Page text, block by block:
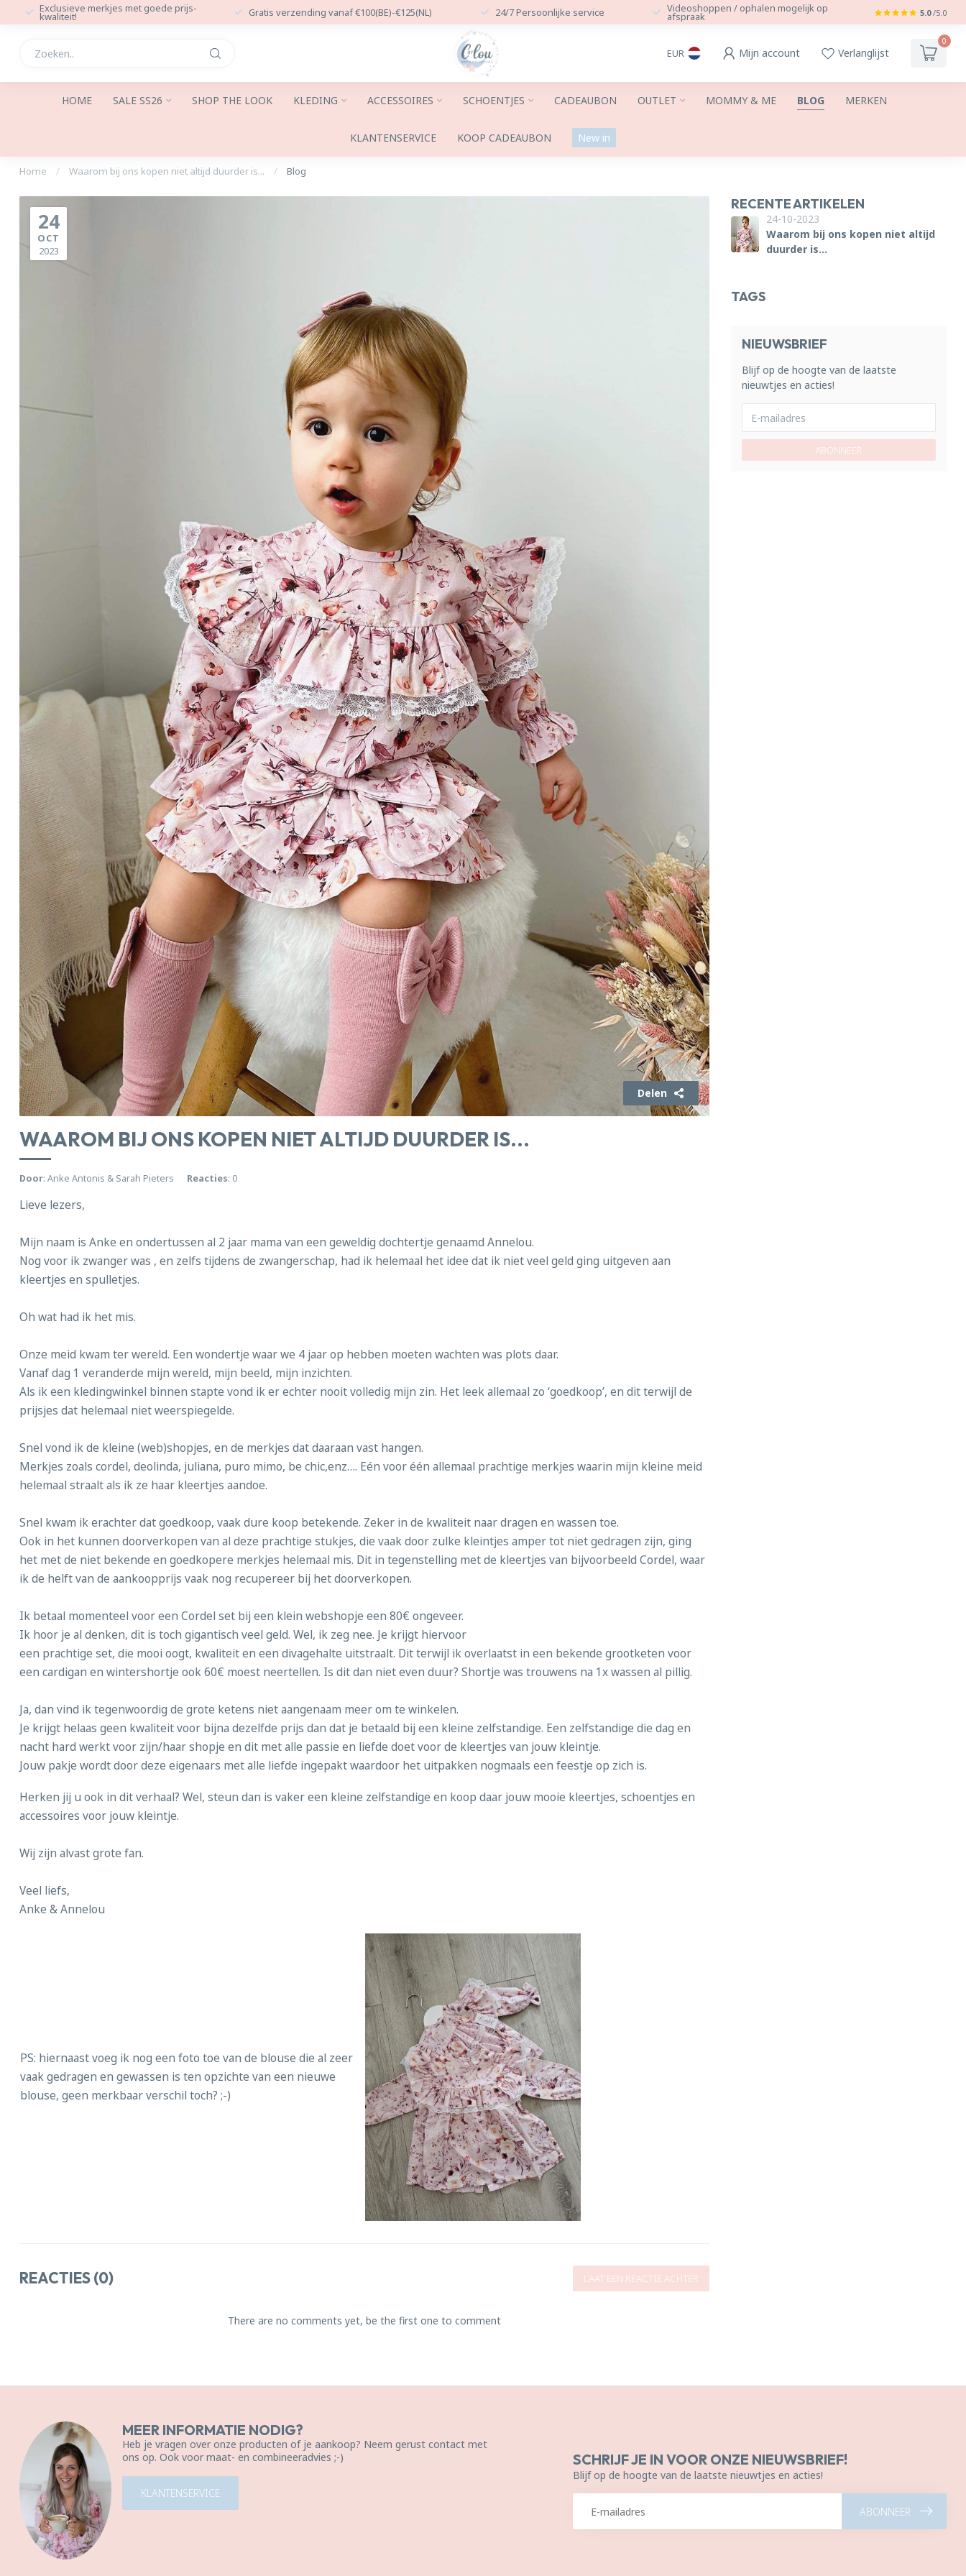
Exclusieve merkjes met goede prijs-
kwaliteit! Gratis verzending vanaf €100(BE)-€125(NL) 24/7 Persoonlijke service Videoshoppen / ophalen mogelijk op
afspraak 5.0 /5.0
EUR Mijn account Verlanglijst
0
HOME SALE SS26 SHOP THE LOOK KLEDING ACCESSOIRES SCHOENTJES CADEAUBON OUTLET MOMMY & ME BLOG MERKEN
KLANTENSERVICE KOOP CADEAUBON New in
Home / Waarom bij ons kopen niet altijd duurder is... / Blog
24
OCT
2023
Delen
WAAROM BIJ ONS KOPEN NIET ALTIJD DUURDER IS...
Door: Anke Antonis & Sarah Pieters Reacties: 0
Lieve lezers,
Mijn naam is Anke en ondertussen al 2 jaar mama van een geweldig dochtertje genaamd Annelou.
Nog voor ik zwanger was , en zelfs tijdens de zwangerschap, had ik helemaal het idee dat ik niet veel geld ging uitgeven aan
kleertjes en spulletjes.
Oh wat had ik het mis.
Onze meid kwam ter wereld. Een wondertje waar we 4 jaar op hebben moeten wachten was plots daar.
Vanaf dag 1 veranderde mijn wereld, mijn beeld, mijn inzichten.
Als ik een kledingwinkel binnen stapte vond ik er echter nooit volledig mijn zin. Het leek allemaal zo ‘goedkoop’, en dit terwijl de
prijsjes dat helemaal niet weerspiegelde.
Snel vond ik de kleine (web)shopjes, en de merkjes dat daaraan vast hangen.
Merkjes zoals cordel, deolinda, juliana, puro mimo, be chic,enz…. Eén voor één allemaal prachtige merkjes waarin mijn kleine meid
helemaal straalt als ik ze haar kleertjes aandoe.
Snel kwam ik erachter dat goedkoop, vaak dure koop betekende. Zeker in de kwaliteit naar dragen en wassen toe.
Ook in het kunnen doorverkopen van al deze prachtige stukjes, die vaak door zulke kleintjes amper tot niet gedragen zijn, ging
het met de niet bekende en goedkopere merkjes helemaal mis. Dit in tegenstelling met de kleertjes van bijvoorbeeld Cordel, waar
ik de helft van de aankoopprijs vaak nog recupereer bij het doorverkopen.
Ik betaal momenteel voor een Cordel set bij een klein webshopje een 80€ ongeveer.
Ik hoor je al denken, dit is toch gigantisch veel geld. Wel, ik zeg nee. Je krijgt hiervoor
een prachtige set, die mooi oogt, kwaliteit en een divagehalte uitstraalt. Dit terwijl ik overlaatst in een bekende grootketen voor
een cardigan en wintershortje ook 60€ moest neertellen. Is dit dan niet even duur? Shortje was trouwens na 1x wassen al pillig.
Ja, dan vind ik tegenwoordig de grote ketens niet aangenaam meer om te winkelen.
Je krijgt helaas geen kwaliteit voor bijna dezelfde prijs dan dat je betaald bij een kleine zelfstandige. Een zelfstandige die dag en
nacht hard werkt voor zijn/haar shopje en dit met alle passie en liefde doet voor de kleertjes van jouw kleintje.
Jouw pakje wordt door deze eigenaars met alle liefde ingepakt waardoor het uitpakken nogmaals een feestje op zich is.
Herken jij u ook in dit verhaal? Wel, steun dan is vaker een kleine zelfstandige en koop daar jouw mooie kleertjes, schoentjes en
accessoires voor jouw kleintje.
Wij zijn alvast grote fan.
Veel liefs,
Anke & Annelou
PS: hiernaast voeg ik nog een foto toe van de blouse die al zeer
vaak gedragen en gewassen is ten opzichte van een nieuwe
blouse, geen merkbaar verschil toch? ;-)
REACTIES (0) LAAT EEN REACTIE ACHTER
There are no comments yet, be the first one to comment
RECENTE ARTIKELEN
24-10-2023
Waarom bij ons kopen niet altijd
duurder is...
TAGS
NIEUWSBRIEF
Blijf op de hoogte van de laatste
nieuwtjes en acties!
ABONNEER
MEER INFORMATIE NODIG?
Heb je vragen over onze producten of je aankoop? Neem gerust contact met
ons op. Ook voor maat- en combineeradvies ;-)
KLANTENSERVICE
SCHRIJF JE IN VOOR ONZE NIEUWSBRIEF!
Blijf op de hoogte van de laatste nieuwtjes en acties!
ABONNEER